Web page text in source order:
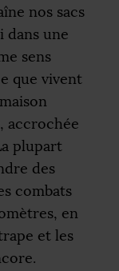
nos sacs
dans une
sens
que vivent
accrochée
plupart
des
combats
en
et les